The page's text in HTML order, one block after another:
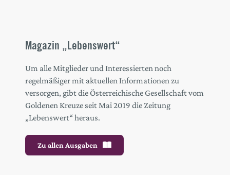
Magazin „Lebenswert“
Um alle Mitglieder und Interessierten noch
regelmäßiger mit aktuellen Informationen zu
versorgen, gibt die Österreichische Gesellschaft vom
Goldenen Kreuze seit Mai 2019 die Zeitung
„Lebenswert“ heraus.
Zu allen Ausgaben